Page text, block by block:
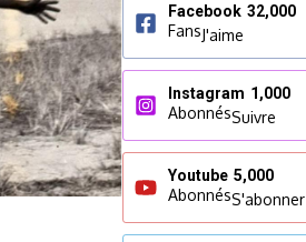
Facebook 32,000
FansJ'aime
Instagram 1,000
AbonnésSuivre
Youtube 5,000
AbonnésS'abonner